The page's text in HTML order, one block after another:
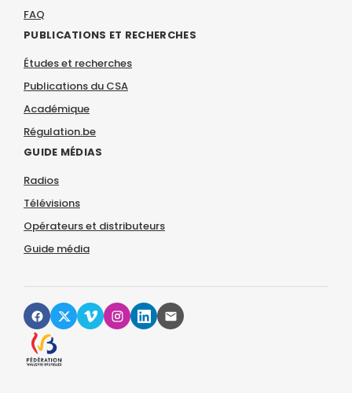
FAQ
PUBLICATIONS ET RECHERCHES
Études et recherches
Publications du CSA
Académique
Régulation.be
GUIDE MÉDIAS
Radios
Télévisions
Opérateurs et distributeurs
Guide média